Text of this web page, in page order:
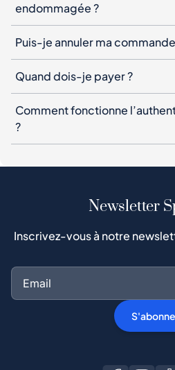
endommagée ?
Puis-je annuler ma
Quand dois-je payer ?
Comment fonctionne
?
Newsletter
Inscrivez-vous à notre